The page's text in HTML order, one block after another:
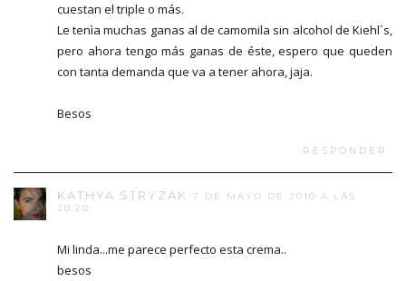
cuestan el triple o más.
Le tenìa muchas ganas al de camomila sin alcohol de Kiehl´s,
pero ahora tengo más ganas de éste, espero que queden
con tanta demanda que va a tener ahora, jaja.
Besos
RESPONDER
KATHYA STRYZAK
7 DE MAYO DE 2010 A LAS
20:20
Mi linda...me parece perfecto esta crema..
besos